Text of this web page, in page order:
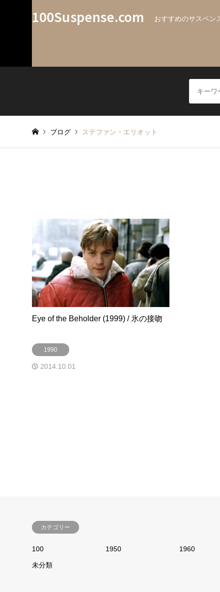
100Suspense.com おすすめのサスペン
ブログ ステファン・エリオット
Eye of the Beholder (1999) / 氷の接吻
1990
2014.10.01
カテゴリー
100 1950 1960
未分類